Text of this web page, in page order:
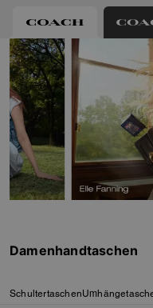
Damenhandtaschen
Schultertaschen